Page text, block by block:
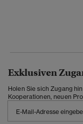
Exklusiven
Holen Sie sich Zugang
Kooperationen, neuen